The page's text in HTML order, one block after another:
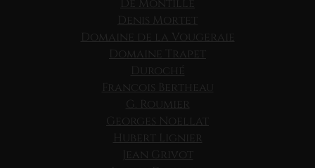
De Montille
Denis Mortet
Domaine de la Vougeraie
Domaine Trapet
Duroché
Francois Bertheau
G. Roumier
Georges Noellat
Hubert Lignier
Jean Grivot